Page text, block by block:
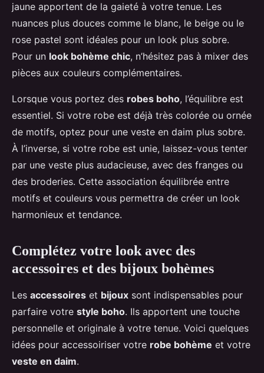
jaune apportent de la gaieté à votre tenue. Les
nuances plus douces comme le blanc, le beige ou le
rose pastel sont idéales pour un look plus sobre.
Pour un look bohème chic, n’hésitez pas à mixer des
pièces aux couleurs complémentaires.
Lorsque vous portez des robes boho, l’équilibre est
essentiel. Si votre robe est déjà très colorée ou ornée
de motifs, optez pour une veste en daim plus sobre.
À l’inverse, si votre robe est unie, laissez-vous tenter
par une veste plus audacieuse, avec des franges ou
des broderies. Cette association équilibrée entre
motifs et couleurs vous permettra de créer un look
harmonieux et tendance.
Complétez votre look avec des
accessoires et des bijoux bohèmes
Les accessoires et bijoux sont indispensables pour
parfaire votre style boho. Ils apportent une touche
personnelle et originale à votre tenue. Voici quelques
idées pour accessoiriser votre robe bohème et votre
veste en daim.